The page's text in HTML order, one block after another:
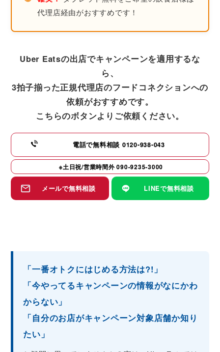
代理店経由がおすすめです！
Uber Eatsの出店でキャンペーンを適用するな
ら、
3拍子揃った正規代理店のフードコネクションへの
依頼がおすすめです。
こちらのボタンよりご依頼ください。
電話で無料相談 0120-938-043
※土日祝/営業時間外090-9235-3000
メールで無料相談 LINEで無料相談
「一番オトクにはじめる方法は?!」
「今やってるキャンペーンの情報がなにかわ
からない」
「自分のお店がキャンペーン対象店舗か知り
たい」